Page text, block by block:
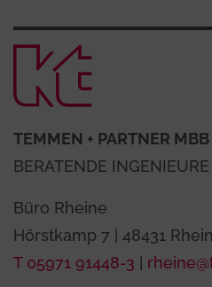
Zur
TEMMEN + PARTNER MBB
BERATENDE INGENIEURE
Büro Rheine
Hörstkamp 7 | 48431
T 05971 91448-3